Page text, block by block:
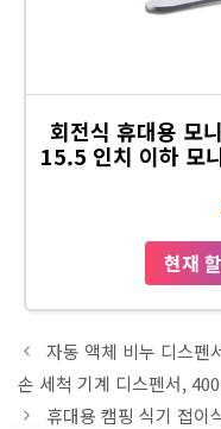
회전식 휴대용 모
15.5 인치 이하 모
현재
자동 액체 비누 디스펜
손 세척 기계 디스펜서,
휴대용 캠핑 식기 접이